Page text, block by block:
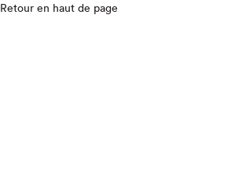
Retour en haut de page